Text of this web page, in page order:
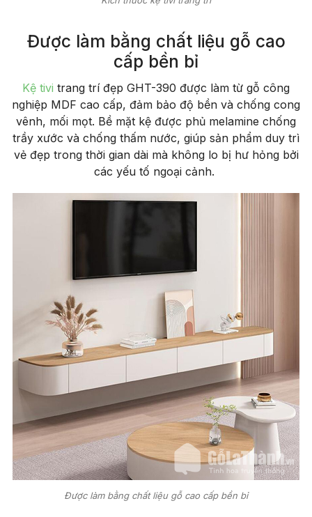
Được làm bằng chất liệu gỗ cao
cấp bền bỉ
Kệ tivi trang trí đẹp GHT-390 được làm từ gỗ công
nghiệp MDF cao cấp, đảm bảo độ bền và chống cong
vênh, mối mọt. Bề mặt kệ được phủ melamine chống
trầy xước và chống thấm nước, giúp sản phẩm duy trì
vẻ đẹp trong thời gian dài mà không lo bị hư hỏng bởi
các yếu tố ngoại cảnh.
Được làm bằng chất liệu gỗ cao cấp bền bỉ